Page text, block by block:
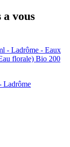
vous
Ladrôme